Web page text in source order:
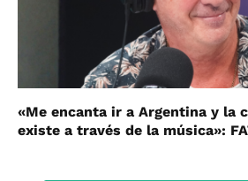
«Me encanta ir a Argentina y la
existe a través de la música»: